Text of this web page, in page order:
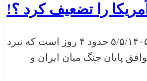
را تضعیف کرد ؟!
بازدیدها: 3امروز ۵/۵/۱۴۰۵ حدود ۴ روز است که نبرد
پایان جنگ میان ایران و